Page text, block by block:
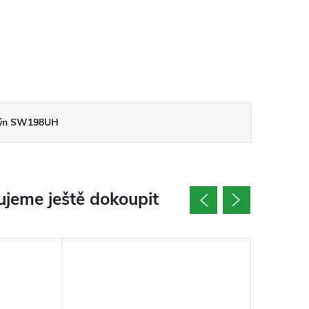
SW198UH
ještě dokoupit